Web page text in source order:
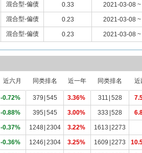
混合型-偏债 0.33 2021-03-08
混合型-偏债 0.23 2021-03-08
混合型-偏债 0.23 2021-03-08
近六月 同类排名 近一年 同类排名 近
-0.72% 379 545 3.36% 311 528
-0.88% 395 545 3.00% 333 528
-0.37% 1248 2304 3.22% 1613 2273
-0.36% 1246 2304 3.25% 1609 2273